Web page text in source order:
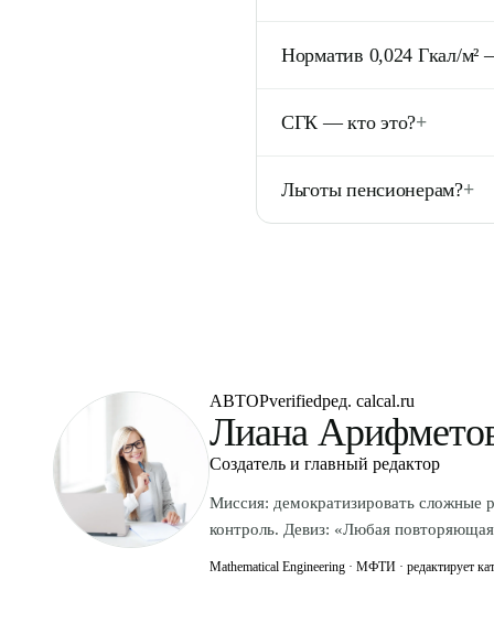
держится ниже +8°C 5 дней
Норматив 0,024 Гкал/м²
климатических условий
СГК — кто это?+
основной поставщик тепла
др.) для отдельных
Льготы пенсионерам?+
АВТОРverifiedред. calcal.ru
Лиана
Создатель и главный редактор
Миссия: демократизировать сложные
контроль. Девиз: «Любая
Mathematical Engineering · МФТИ · редактирует